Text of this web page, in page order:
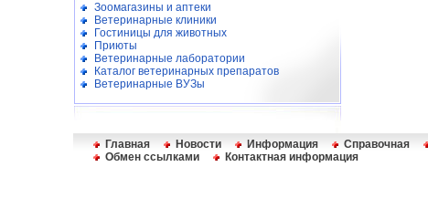
Зоомагазины и аптеки
Ветеринарные клиники
Гостиницы для животных
Приюты
Ветеринарные лаборатории
Каталог ветеринарных препаратов
Ветеринарные ВУЗы
Главная Новости Информация Справочная
Обмен ссылками
Контактная информация